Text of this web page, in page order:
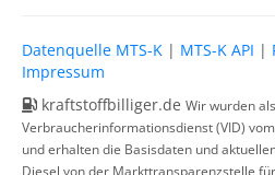
Datenquelle MTS-K | MTS-K API |
Impressum
kraftstoffbilliger.de Wir wurden
Verbraucherinformationsdienst (VID)
und erhalten die Basisdaten und
Diesel von der Markttransparenzstelle